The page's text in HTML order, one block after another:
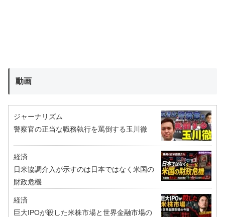
動画
ジャーナリズム
警察官の正当な職務執行を罵倒する玉川徹
経済
日米協調介入が示すのは日本ではなく米国の
財政危機
経済
巨大IPOが殺した米株市場と世界金融市場の